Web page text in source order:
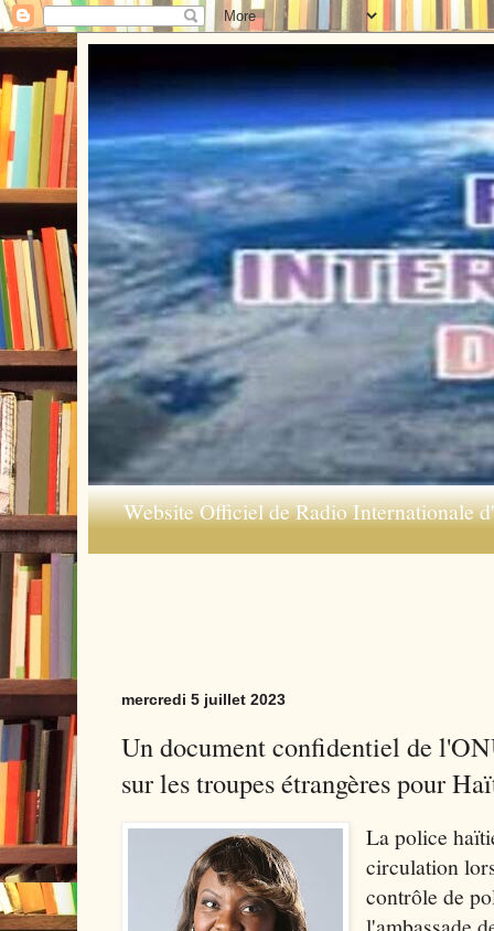
Website Officiel de Radio Internationale
mercredi 5 juillet 2023
Un document confidentiel de
sur les troupes étrangères pour
La police
circulation
contrôle de